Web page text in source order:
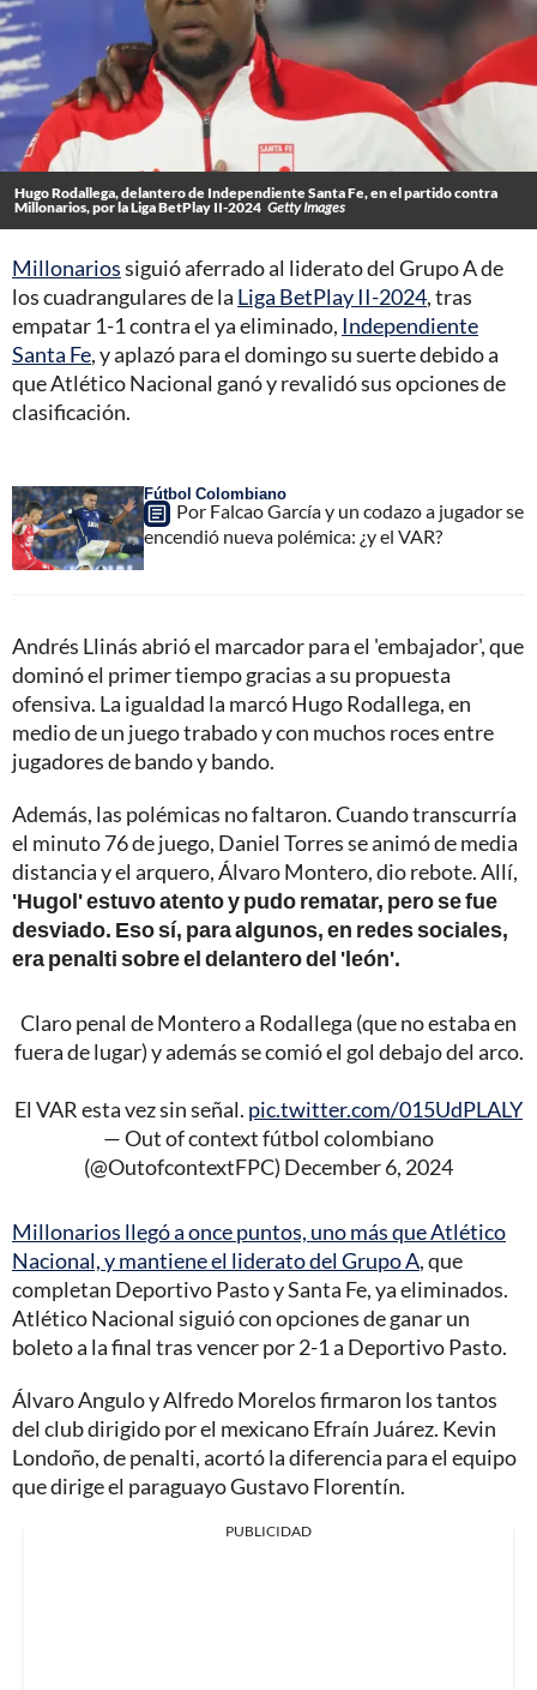
Hugo Rodallega, delantero de Independiente Santa Fe, en el partido contra
Millonarios, por la Liga BetPlay II-2024 Getty Images
Millonariossiguió aferrado al liderato del Grupo A de
los cuadrangulares de la Liga BetPlay II-2024, tras
empatar 1-1 contra el ya eliminado, Independiente
Santa Fe, y aplazó para el domingo su suerte debido a
que Atlético Nacional ganó y revalidó sus opciones de
clasificación.
Fútbol Colombiano
Por Falcao García y un codazo a jugador se
encendió nueva polémica: ¿y el VAR?
Andrés Llinás abrió el marcador para el 'embajador', que
dominó el primer tiempo gracias a su propuesta
ofensiva. La igualdad la marcó Hugo Rodallega, en
medio de un juego trabado y con muchos roces entre
jugadores de bando y bando.
Además, las polémicas no faltaron. Cuando transcurría
el minuto 76 de juego, Daniel Torres se animó de media
distancia y el arquero, Álvaro Montero, dio rebote. Allí,
'Hugol' estuvo atento y pudo rematar, pero se fue
desviado. Eso sí, para algunos, en redes sociales,
era penalti sobre el delantero del 'león'.
Claro penal de Montero a Rodallega (que no estaba en
fuera de lugar) y además se comió el gol debajo del arco.
El VAR esta vez sin señal. pic.twitter.com/015UdPLALY
— Out of context fútbol colombiano
(@OutofcontextFPC) December 6, 2024
Millonarios llegó a once puntos, uno más que Atlético
Nacional, y mantiene el liderato del Grupo A, que
completan Deportivo Pasto y Santa Fe, ya eliminados.
Atlético Nacional siguió con opciones de ganar un
boleto a la final tras vencer por 2-1 a Deportivo Pasto.
Álvaro Angulo y Alfredo Morelos firmaron los tantos
del club dirigido por el mexicano Efraín Juárez. Kevin
Londoño, de penalti, acortó la diferencia para el equipo
que dirige el paraguayo Gustavo Florentín.
PUBLICIDAD